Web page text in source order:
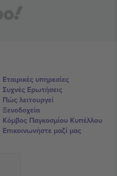
Εταιρικές υπηρεσίες
Συχνές Ερωτήσεις
Πώς λειτουργεί
Ξενοδοχεία
Κόμβος Παγκοσμίου Κυπέλλου
Επικοινωνήστε μαζί μας